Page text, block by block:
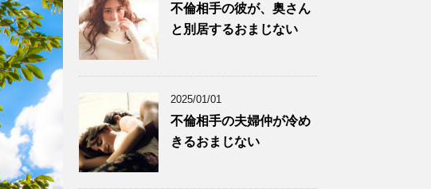
不倫相手の彼が、奥さん
と別居するおまじない
2025/01/01
不倫相手の夫婦仲が冷め
きるおまじない